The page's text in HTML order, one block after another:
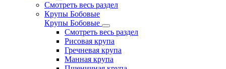
Смотреть весь раздел
Крупы Бобовые
Крупы Бобовые
Смотреть весь раздел
Рисовая крупа
Гречневая крупа
Манная крупа